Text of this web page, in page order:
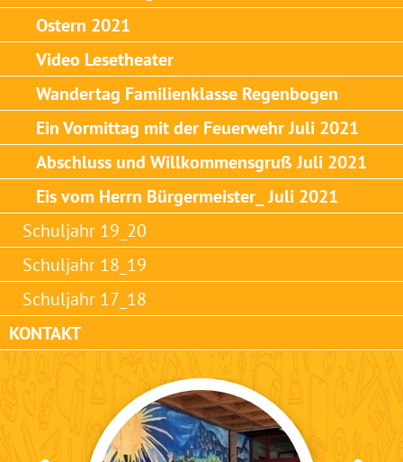
Ostern 2021
Video Lesetheater
Wandertag Familienklasse Regenbogen
Ein Vormittag mit der Feuerwehr Juli 2021
Abschluss und Willkommensgruß Juli 2021
Eis vom Herrn Bürgermeister_ Juli 2021
Schuljahr 19_20
Schuljahr 18_19
Schuljahr 17_18
KONTAKT